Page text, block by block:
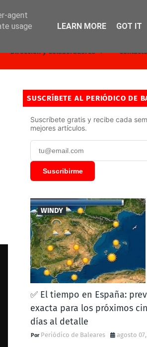
Dirección y Colaboradores Contacto
SUSCRÍBETE AL PERIÓDICO DE
Suscríbete gratis y recibe cada
mejores artículos.
Suscribirme
WINDY
✅ El tiempo en España:
exacta para los próximos
días al detalle
Periódico de Baleares agosto 07,
agent
usage
LEARN MORE GOT IT